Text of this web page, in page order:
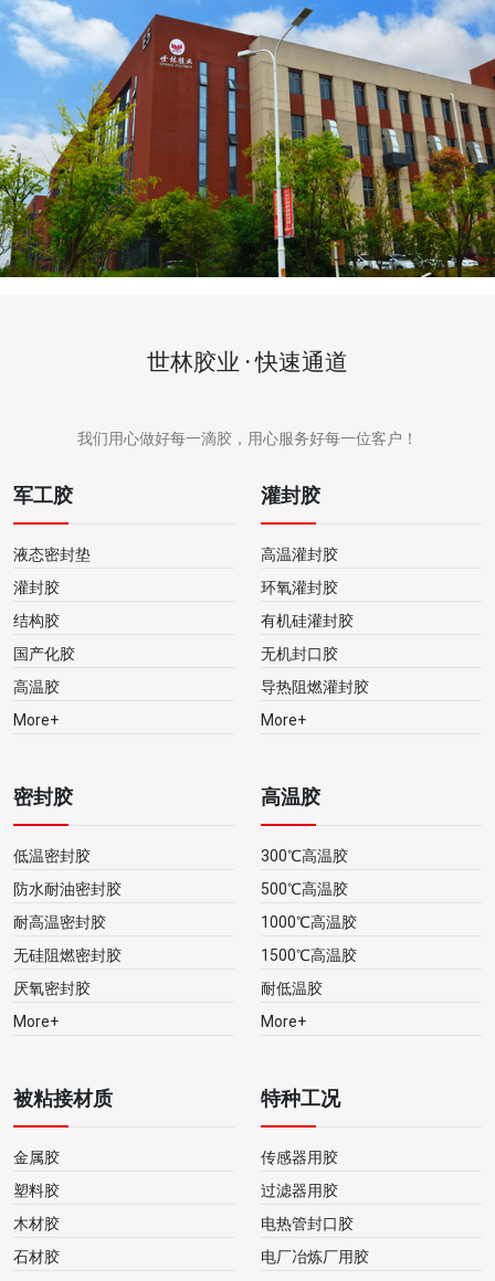
世林胶业 · 快速通道
我们用心做好每一滴胶，用心服务好每一位客户！
军工胶
液态密封垫
灌封胶
结构胶
国产化胶
高温胶
More+
灌封胶
高温灌封胶
环氧灌封胶
有机硅灌封胶
无机封口胶
导热阻燃灌封胶
More+
密封胶
低温密封胶
防水耐油密封胶
耐高温密封胶
无硅阻燃密封胶
厌氧密封胶
More+
高温胶
300℃高温胶
500℃高温胶
1000℃高温胶
1500℃高温胶
耐低温胶
More+
被粘接材质
金属胶
塑料胶
木材胶
石材胶
特种工况
传感器用胶
过滤器用胶
电热管封口胶
电厂冶炼厂用胶